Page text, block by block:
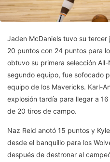
Jaden McDaniels tuvo su
20 puntos con 24 puntos para
obtuvo su primera selección
segundo equipo, fue sofocado
equipo de los Mavericks. Karl-
explosión tardía para llegar a
de 20 tiros de campo.
Naz Reid anotó 15 puntos y
desde el banquillo para los
después de destronar al